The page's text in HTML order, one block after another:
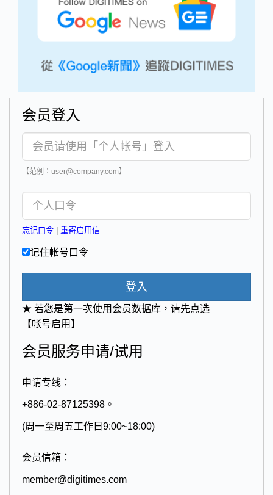
会员登入
【范例：user@company.com】
忘记口令 重寄启用信
记住帐号口令
登入
★ 若您是第一次使用会员数据库，请先点选
【帐号启用】
会员服务申请/试用
申请专线：
+886-02-87125398。
(周一至周五工作日9:00~18:00)
会员信箱：
member@digitimes.com